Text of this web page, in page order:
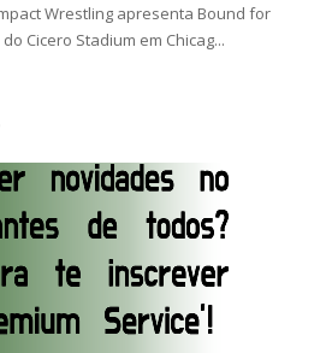
Mike Bailey em
E DESAFIO LANÇADO
Nightingale e The
a melhor no Grand Slam
Wrestling apresenta Bound for
Cicero Stadium em Chicag...